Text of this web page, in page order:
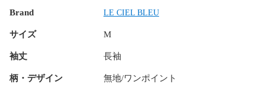
Brand LE CIEL BLEU
サイズ M
袖丈 長袖
柄・デザイン 無地/ワンポイント